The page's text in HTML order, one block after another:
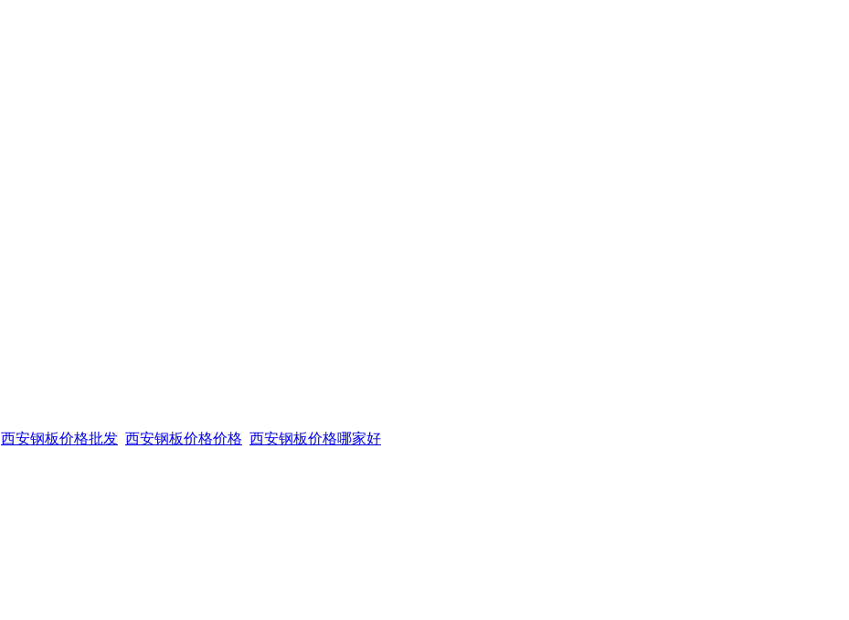
西安钢板价格批发 西安钢板价格价格 西安钢板价格哪家好